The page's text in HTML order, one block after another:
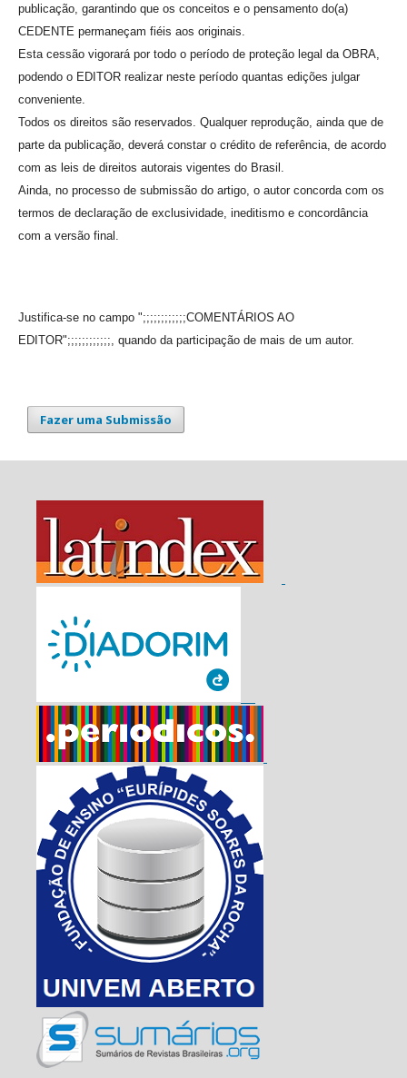
publicação, garantindo que os conceitos e o pensamento do(a)
CEDENTE permaneçam fiéis aos originais.
Esta cessão vigorará por todo o período de proteção legal da OBRA,
podendo o EDITOR realizar neste período quantas edições julgar
conveniente.
Todos os direitos são reservados. Qualquer reprodução, ainda que de
parte da publicação, deverá constar o crédito de referência, de acordo
com as leis de direitos autorais vigentes do Brasil.
Ainda, no processo de submissão do artigo, o autor concorda com os
termos de declaração de exclusividade, ineditismo e concordância
com a versão final.
Justifica-se no campo ";;;;;;;;;;;;COMENTÁRIOS AO
EDITOR";;;;;;;;;;;;, quando da participação de mais de um autor.
Fazer uma Submissão